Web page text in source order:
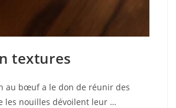
textures
au bœuf a le don de réunir des
les nouilles dévoilent leur …